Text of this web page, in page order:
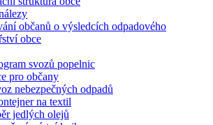
občanů o výsledcích odpadového
obce
svozů popelnic
pro občany
nebezpečných odpadů
na textil
jedlých olejů